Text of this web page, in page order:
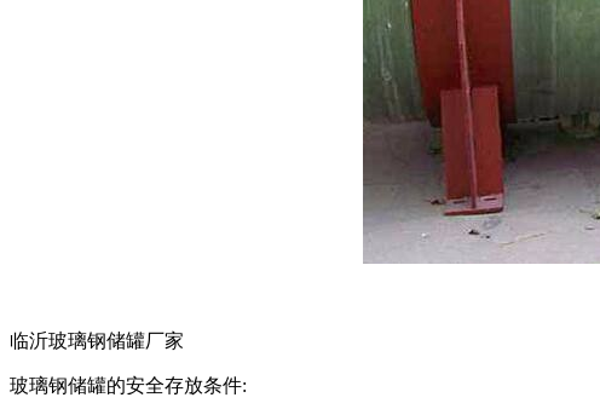
临沂玻璃钢储罐厂家
玻璃钢储罐的安全存放条件: